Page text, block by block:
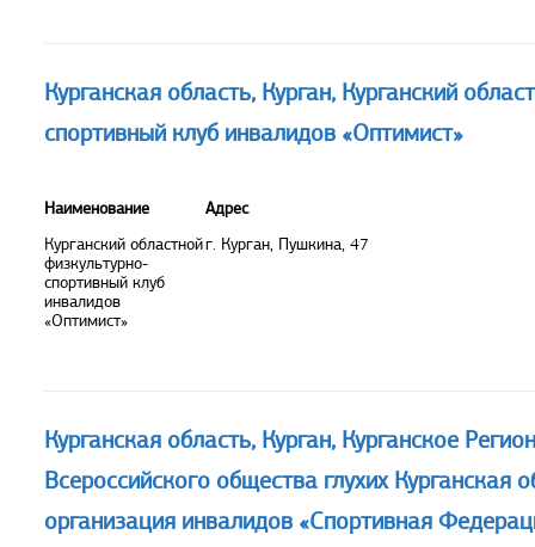
Курганская область, Курган, Курганский
спортивный клуб инвалидов «Оптимист»
Наименование
Курганский областной
физкультурно-
спортивный клуб
инвалидов
«Оптимист»
Адрес
г. Курган, Пушкина, 47
Курганская область, Курган, Курганское
Всероссийского общества глухих Курганская
организация инвалидов «Спортивная